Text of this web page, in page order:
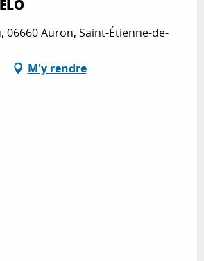
06660 Auron, Saint-Étienne-de-
M'y rendre